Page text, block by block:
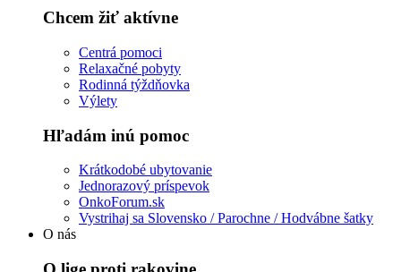
Chcem žiť aktívne
Centrá pomoci
Relaxačné pobyty
Rodinná týždňovka
Výlety
Hľadám inú pomoc
Krátkodobé ubytovanie
Jednorazový príspevok
OnkoForum.sk
Vystrihaj sa Slovensko / Parochne / Hodvábne šatky
O nás